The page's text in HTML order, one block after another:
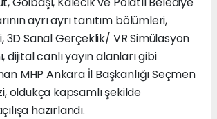
ayrı ayrı tanıtım bölümleri,
3D Sanal Gerçeklik/ VR Simülasyon
dijital canlı yayın alanları gibi
MHP Ankara İl Başkanlığı Seçmen
oldukça kapsamlı şekilde
hazırlandı.